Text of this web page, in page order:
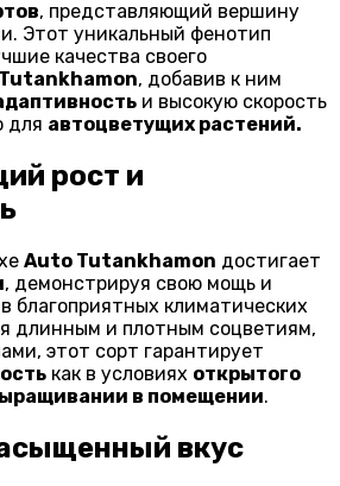
, представляющий вершину
Этот уникальный фенотип
качества своего
Tutankhamon, добавив к ним
и высокую скорость
для автоцветущих растений.
рост и
Auto Tutankhamon достигает
, демонстрируя свою мощь и
благоприятных климатических
длинным и плотным соцветиям,
этот сорт гарантирует
как в условиях открытого
в помещении.
вкус